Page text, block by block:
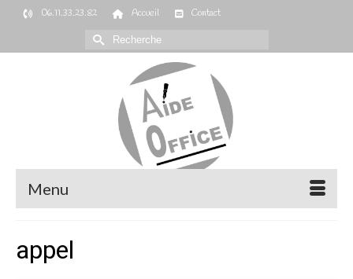
06.11.33.23.82 Accueil
Contact
Rechercher :
Menu
appel